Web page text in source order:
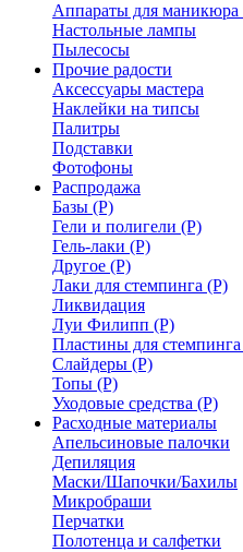
Аппараты для маникюра
Настольные лампы
Пылесосы
Прочие радости
Аксессуары мастера
Наклейки на типсы
Палитры
Подставки
Фотофоны
Распродажа
Базы (Р)
Гели и полигели (Р)
Гель-лаки (Р)
Другое (Р)
Лаки для стемпинга (Р)
Ликвидация
Луи Филипп (Р)
Пластины для
Слайдеры (Р)
Топы (Р)
Уходовые средства (Р)
Расходные материалы
Апельсиновые палочки
Депиляция
Маски/Шапочки/Бахилы
Микробраши
Перчатки
Полотенца и салфетки